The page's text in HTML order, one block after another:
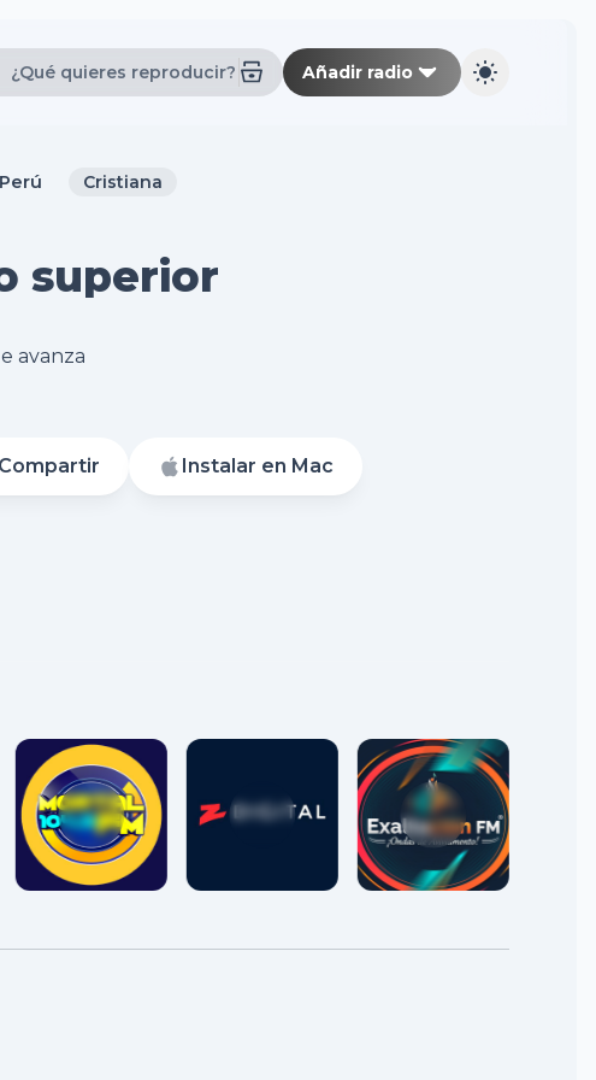
Añadir radio
Perú Cristiana
superior
avanza
Compartir Instalar en Mac